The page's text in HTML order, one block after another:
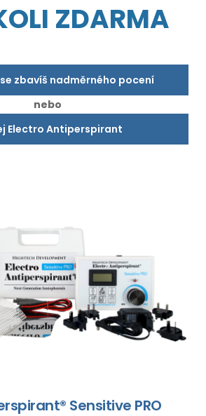
ZDARMA
zbavíš nadměrného pocení
nebo
Electro Antiperspirant
Sensitive PRO